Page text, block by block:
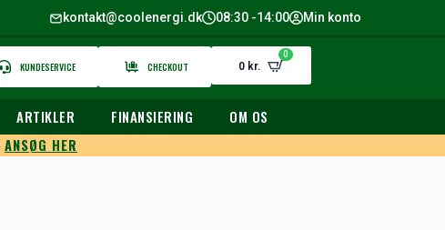
kontakt@coolenergi.dk 08:30 -14:00 Min konto
KUNDESERVICE CHECKOUT 0 kr.
0
ARTIKLER FINANSIERING OM OS
ANSØG HER